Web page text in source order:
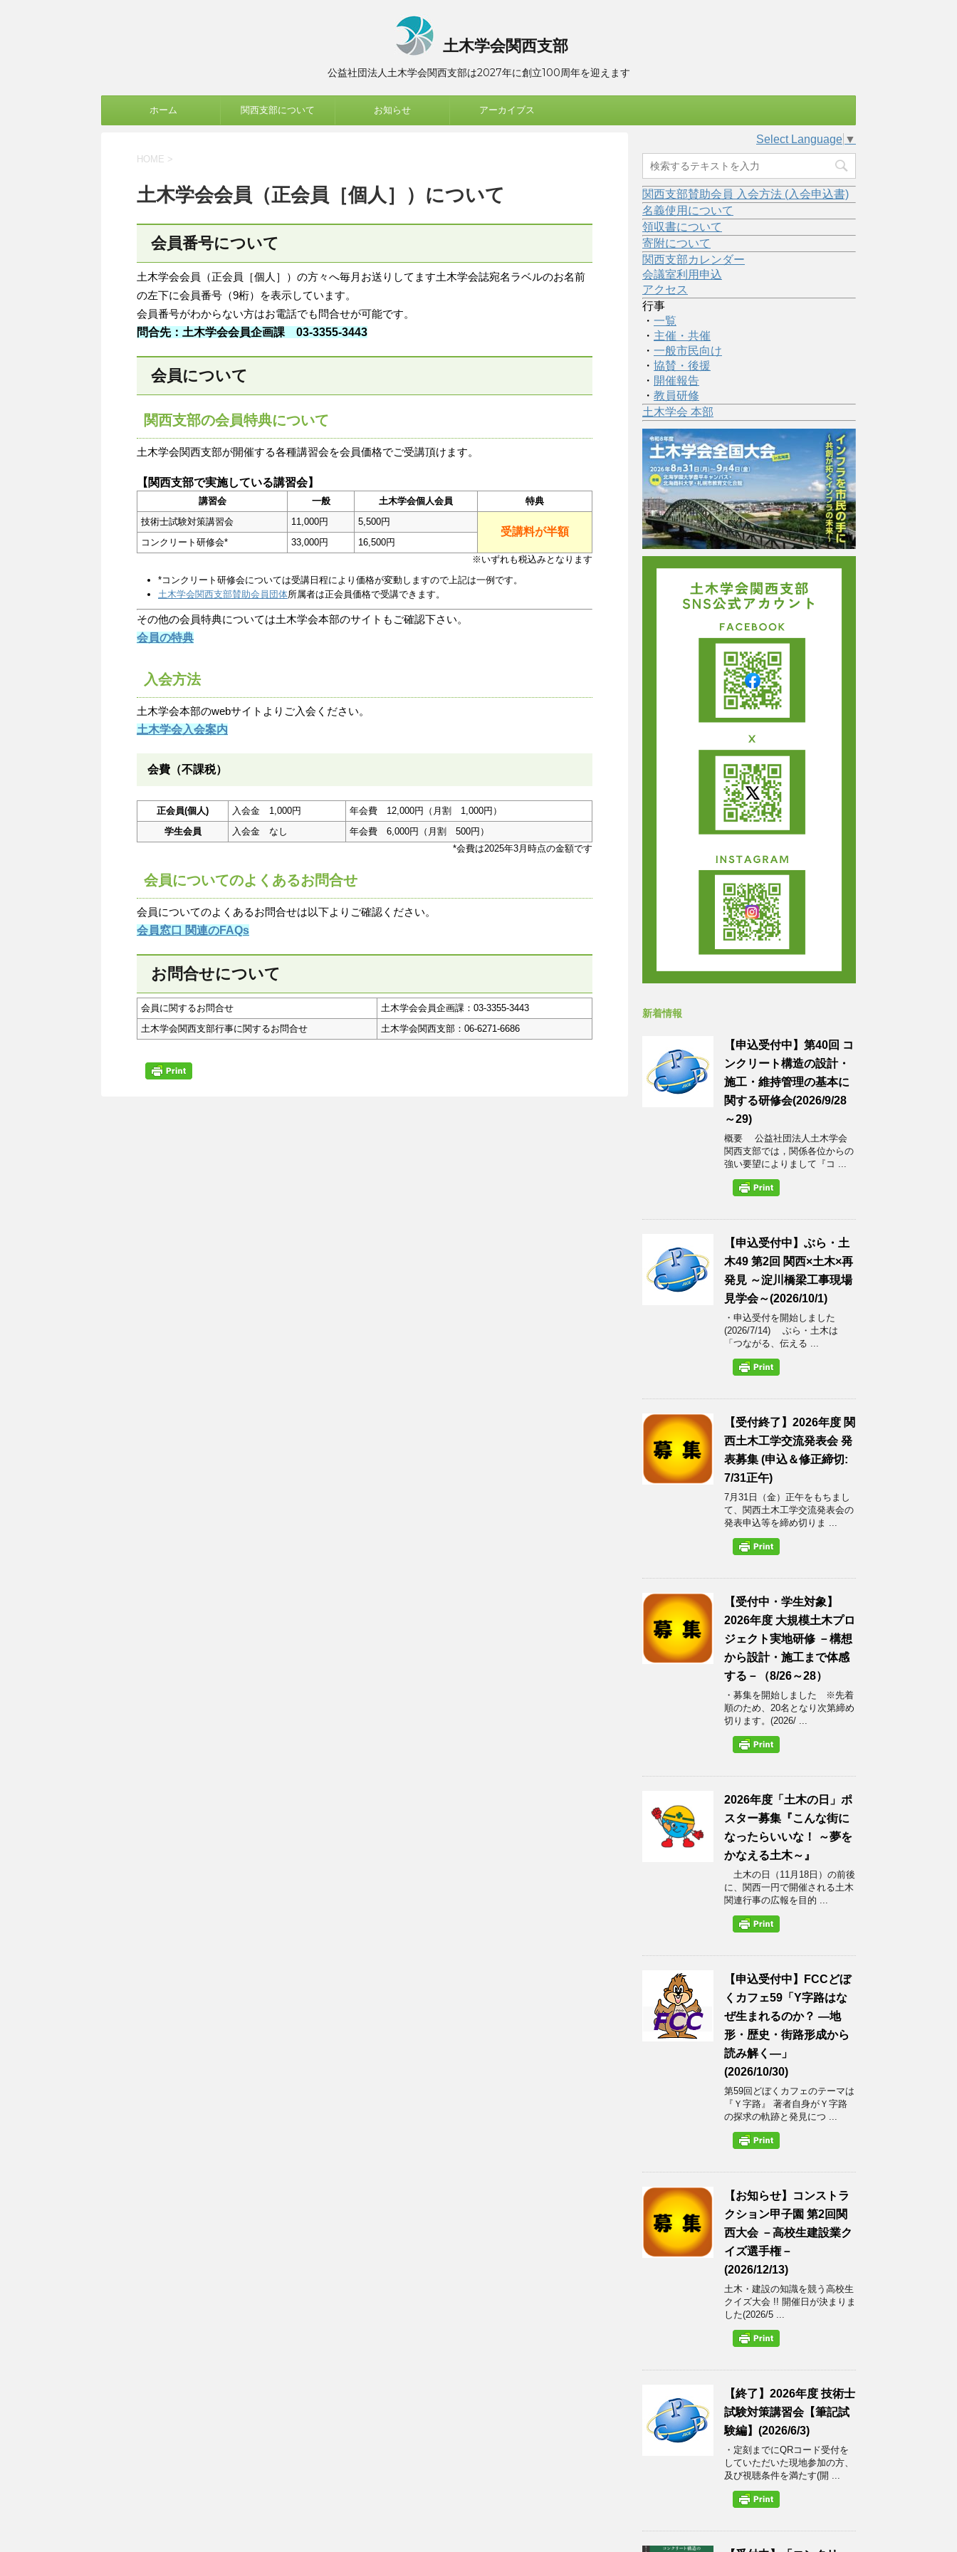
土木学会関西支部
公益社団法人土木学会関西支部は2027年に創立100周年を迎えます
ホーム 関西支部について お知らせ アーカイブス
HOME >
土木学会会員（正会員［個人］）について
会員番号について
土木学会会員（正会員［個人］）の方々へ毎月お送りしてます土木学会誌宛名ラベルのお名前
の左下に会員番号（9桁）を表示しています。
会員番号がわからない方はお電話でも問合せが可能です。
問合先：土木学会会員企画課 03-3355-3443
会員について
関西支部の会員特典について
土木学会関西支部が開催する各種講習会を会員価格でご受講頂けます。
【関西支部で実施している講習会】
講習会 一般 土木学会個人会員
特典
技術士試験対策講習会
11,000円 5,500円
受講料が半額
コンクリート研修会* 33,000円
16,500円
※いずれも税込みとなります
*コンクリート研修会については受講日程により価格が変動しますので上記は一例です。
土木学会関西支部賛助会員団体所属者は正会員価格で受講できます。
その他の会員特典については土木学会本部のサイトもご確認下さい。
会員の特典
入会方法
土木学会本部のwebサイトよりご入会ください。
土木学会入会案内
会費（不課税）
正会員(個人) 入会金 1,000円
年会費 12,000円（月割 1,000円）
学生会員
入会金 なし
年会費 6,000円（月割 500円）
*会費は2025年3月時点の金額です
会員についてのよくあるお問合せ
会員についてのよくあるお問合せは以下よりご確認ください。
会員窓口 関連のFAQs
お問合せについて
会員に関するお問合せ
土木学会会員企画課：03-3355-3443
土木学会関西支部行事に関するお問合せ
土木学会関西支部：06-6271-6686
Select Language ▼
関西支部賛助会員 入会方法 (入会申込書)
名義使用について
領収書について
寄附について
関西支部カレンダー
会議室利用申込
アクセス
行事
・ 一覧
・ 主催・共催
・ 一般市民向け
・ 協賛・後援
・ 開催報告
・ 教員研修
土木学会 本部
新着情報
【申込受付中】第40回 コ
ンクリート構造の設計・
施工・維持管理の基本に
関する研修会(2026/9/28
～29)
概要 公益社団法人土木学会
関西支部では，関係各位からの
強い要望によりまして『コ ...
【申込受付中】ぶら・土
木49 第2回 関西×土木×再
発見 ～淀川橋梁工事現場
見学会～(2026/10/1)
・申込受付を開始しました
(2026/7/14) ぶら・土木は
「つながる、伝える ...
【受付終了】2026年度 関
西土木工学交流発表会 発
表募集 (申込＆修正締切:
7/31正午)
7月31日（金）正午をもちまし
て、関西土木工学交流発表会の
発表申込等を締め切りま ...
【受付中・学生対象】
2026年度 大規模土木プロ
ジェクト実地研修 －構想
から設計・施工まで体感
する－（8/26～28）
・募集を開始しました ※先着
順のため、20名となり次第締め
切ります。(2026/ ...
2026年度「土木の日」ポ
スター募集『こんな街に
なったらいいな！ ～夢を
かなえる土木～』
土木の日（11月18日）の前後
に、関西一円で開催される土木
関連行事の広報を目的 ...
【申込受付中】FCCどぼ
くカフェ59「Y字路はな
ぜ生まれるのか？ ―地
形・歴史・街路形成から
読み解く―」
(2026/10/30)
第59回どぼくカフェのテーマは
『Ｙ字路』 著者自身がＹ字路
の探求の軌跡と発見につ ...
【お知らせ】コンストラ
クション甲子園 第2回関
西大会 －高校生建設業ク
イズ選手権－
(2026/12/13)
土木・建設の知識を競う高校生
クイズ大会 !! 開催日が決まりま
した(2026/5 ...
【終了】2026年度 技術士
試験対策講習会【筆記試
験編】(2026/6/3)
・定刻までにQRコード受付を
していただいた現地参加の方、
及び視聴条件を満たす(開 ...